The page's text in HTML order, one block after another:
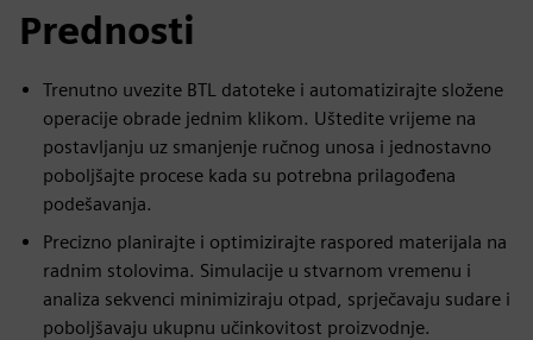
Prednosti
Trenutno uvezite BTL datoteke i automatizirajte složene
operacije obrade jednim klikom. Uštedite vrijeme na
postavljanju uz smanjenje ručnog unosa i jednostavno
poboljšajte procese kada su potrebna prilagođena
podešavanja.
Precizno planirajte i optimizirajte raspored materijala na
radnim stolovima. Simulacije u stvarnom vremenu i
analiza sekvenci minimiziraju otpad, sprječavaju sudare i
poboljšavaju ukupnu učinkovitost proizvodnje.